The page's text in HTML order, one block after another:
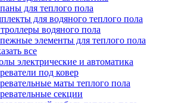
для теплого пола
для водяного теплого пола
водяного пола
элементы для теплого пола
все
электрические и автоматика
под ковер
маты теплого пола
секции